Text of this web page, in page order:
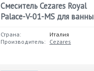
Смеситель Cezares Royal
Palace-V-01-MS для ванны
Страна:
Италия
Производитель: Cezares